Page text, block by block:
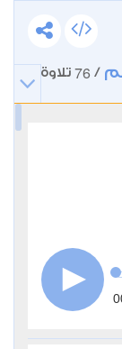
/
76 تلاوة